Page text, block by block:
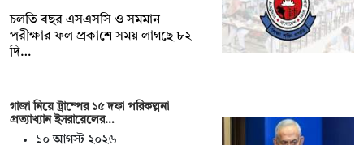
চলতি বছর এসএসসি ও সমমান
পরীক্ষার ফল প্রকাশে সময় লাগছে ৮২
দি…
গাজা নিয়ে ট্রাম্পের ১৫ দফা পরিকল্পনা
প্রত্যাখ্যান ইসরায়েলের…
১০ আগস্ট ২০২৬